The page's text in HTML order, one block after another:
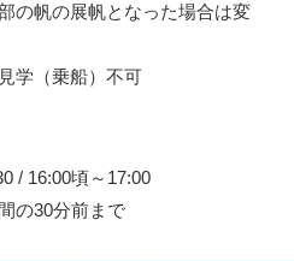
の帆の展帆となった場合は変
学（乗船）不可
/ 16:00頃～17:00
の30分前まで